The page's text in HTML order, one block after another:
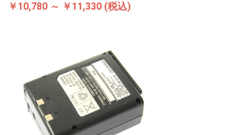
￥10,780 ～ ￥11,330 (税込)